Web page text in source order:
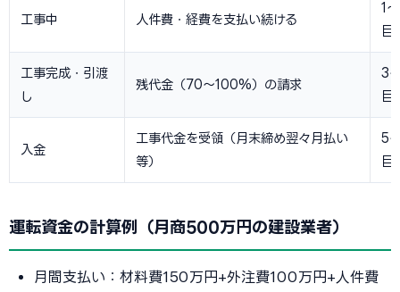
工事中 人件費・経費を支払い続ける
1
目
工事完成・引渡
し
残代金（70〜100%）の請求
3
目
入金
工事代金を受領（月末締め翌々月払い
等）
5
目
運転資金の計算例（月商500万円の建設業者）
月間支払い：材料費150万円+外注費100万円+人件費